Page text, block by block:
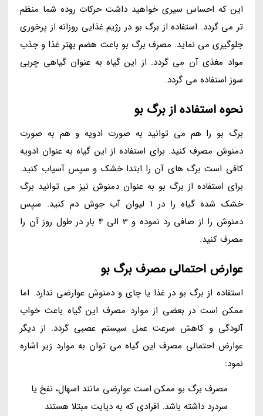
این که احساس سیری خواهید داشت حرکات روده شما منظم
تر می گردد. استفاده از برگ بو در رژیم غذایی روزانه از پرخوری
جلوگیری می نماید. مصرف برگ بو باعث هضم بهتر غذا و جذب
مواد مغذی آن می گردد. از این گیاه به عنوان گیاهی چربی
سوز استفاده می گردد.
نحوه استفاده از برگ بو
برگ بو را هم می توانید به صورت ادویه و هم به صورت
دمنوش مصرف کنید. برای استفاده از این گیاه به عنوان ادویه
کافی است برگ های آن را ابتدا خشک و سپس آسیاب کنید.
برای استفاده از برگ بو به عنوان دمنوش نیز می توانید برگ
خشک شده گیاه را در 1 لیوان آب جوش دم کنید. سپس
دمنوش را از صافی رد نموده و 3 الی 4 بار در طول روز آن را
مصرف کنید.
عوارض احتمالی مصرف برگ بو
استفاده از برگ بو در غذا یا چای و دمنوش عوارضی ندارد. اما
ممکن است در بعضی از موارد مصرف این گیاه باعث خواب
آلودگی و کاهش سرعت عمل سیستم عصبی گردد. از دیگر
عوارض احتمالی مصرف این گیاه می توان به موارد زیر اشاره
نمود:
مصرف برگ بو ممکن است عوارضی مانند اسهال، نفخ یا
سردرد داشته باشد. افرادی که به دیابت مبتلا هستند